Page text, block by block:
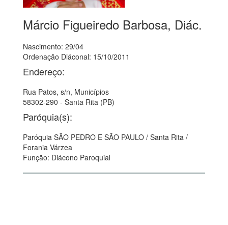
Márcio Figueiredo Barbosa, Diác.
Nascimento: 29/04
Ordenação Diáconal: 15/10/2011
Endereço:
Rua Patos, s/n, Municípios
58302-290 - Santa Rita (PB)
Paróquia(s):
Paróquia SÃO PEDRO E SÃO PAULO / Santa Rita /
Forania Várzea
Função: Diácono Paroquial